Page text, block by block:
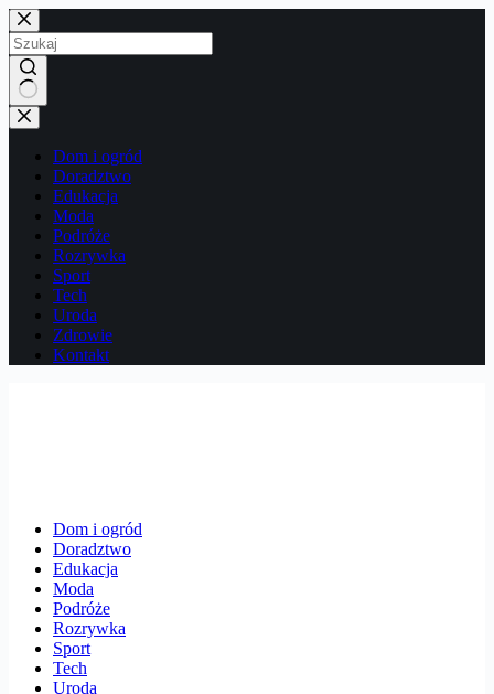
Przejdź
do
treści
Brak
wyników
Dom i ogród
Doradztwo
Edukacja
Moda
Podróże
Rozrywka
Sport
Tech
Uroda
Zdrowie
Kontakt
Dom i ogród
Doradztwo
Edukacja
Moda
Podróże
Rozrywka
Sport
Tech
Uroda